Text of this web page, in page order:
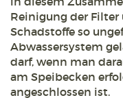
Reinigung der Filter
Schadstoffe so
Abwassersystem
darf, wenn man
am Speibecken
angeschlossen ist.